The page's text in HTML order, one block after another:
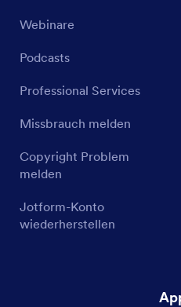
Webinare
Podcasts
Professional Services
Missbrauch melden
Copyright Problem
melden
Jotform-Konto
wiederherstellen